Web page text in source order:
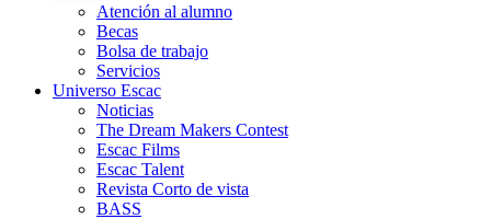
Atención al alumno
Becas
Bolsa de trabajo
Servicios
Universo Escac
Noticias
The Dream Makers Contest
Escac Films
Escac Talent
Revista Corto de vista
BASS